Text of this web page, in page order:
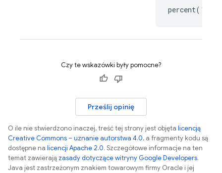
Czy te wskazówki były pomocne?
Prześlij opinię
O ile nie stwierdzono inaczej, treść tej strony jest objęta licencją
Creative Commons – uznanie autorstwa 4.0, a fragmenty kodu są
dostępne na licencji Apache 2.0. Szczegółowe informacje na ten
temat zawierają zasady dotyczące witryny Google Developers.
Java jest zastrzeżonym znakiem towarowym firmy Oracle i jej